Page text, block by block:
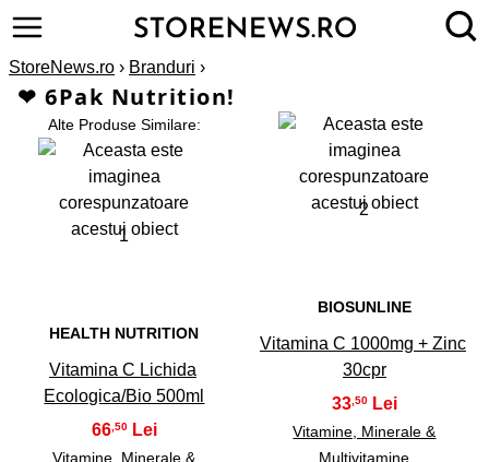
StoreNews.ro › Branduri ›
❤ 6Pak Nutrition!
Alte Produse Similare:
1
HEALTH NUTRITION
Vitamina C Lichida
Ecologica/Bio 500ml
66,50
Vitamine, Minerale &
2
BIOSUNLINE
Vitamina C 1000mg + Zinc
30cpr
33,50
Vitamine, Minerale &
Multivitamine